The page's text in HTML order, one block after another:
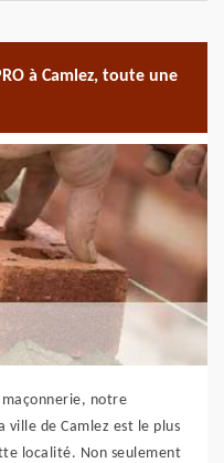
à Camlez, toute une
notre
ville de Camlez est le plus
localité. Non seulement